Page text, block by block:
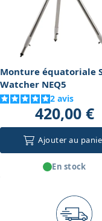
manuels, mais
limite les
un suivi très
Monture équatoriale
Watcher NEQ5
2 avis
420,00 €
Ajouter au
En stock